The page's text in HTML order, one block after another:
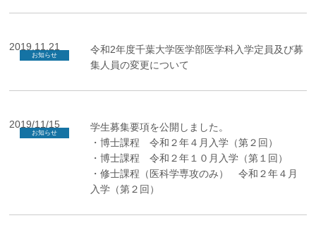
2019.11.21
お知らせ
令和2年度千葉大学医学部医学科入学定員及び募
集人員の変更について
2019/11/15
お知らせ
学生募集要項を公開しました。
・博士課程 令和２年４月入学（第２回）
・博士課程 令和２年１０月入学（第１回）
・修士課程（医科学専攻のみ） 令和２年４月
入学（第２回）